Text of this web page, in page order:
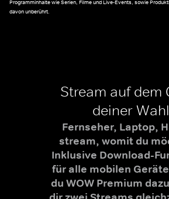
Programminhalte wie Serien, Filme und Live-Events, sowie
davon unberührt.
Stream auf dem
deiner Wahl
Fernseher, Laptop,
stream, womit du
Inklusive Download-
für alle mobilen
du WOW Premium